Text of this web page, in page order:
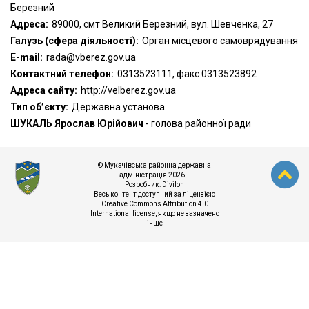
Березний
Адреса: 89000, смт Великий Березний, вул. Шевченка, 27
Галузь (сфера діяльності): Орган місцевого самоврядування
Е-mail: rada@vberez.gov.ua
Контактний телефон: 0313523111, факс 0313523892
Адреса сайту: http://velberez.gov.ua
Тип об’єкту: Державна установа
ШУКАЛЬ Ярослав Юрійович - голова районної ради
© Мукачівська районна державна
адміністрація 2026
Розробник: Divilon
Весь контент доступний за ліцензією
Creative Commons Attribution 4.0
International license, якщо не зазначено
інше